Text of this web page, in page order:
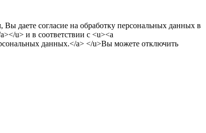
даете согласие на обработку персональных данных в
u> и в соответствии с <u><a
данных.</a> </u>Вы можете отключить